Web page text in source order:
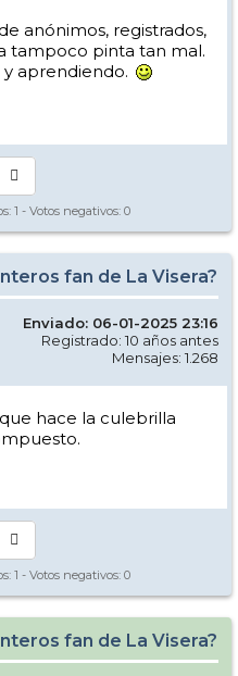
anónimos, registrados,
tampoco pinta tan mal.
aprendiendo.
1 - Votos negativos: 0
fan de La Visera?
Enviado: 06-01-2025 23:16
Registrado: 10 años antes
Mensajes: 1.268
hace la culebrilla
1 - Votos negativos: 0
fan de La Visera?